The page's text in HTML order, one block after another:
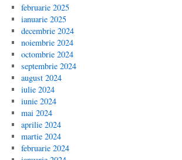
februarie 2025
ianuarie 2025
decembrie 2024
noiembrie 2024
octombrie 2024
septembrie 2024
august 2024
iulie 2024
iunie 2024
mai 2024
aprilie 2024
martie 2024
februarie 2024